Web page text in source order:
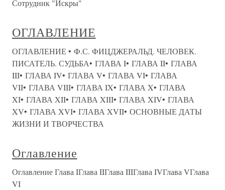
Сотрудник "Искры"
ОГЛАВЛЕНИЕ
ОГЛАВЛЕНИЕ • Ф.С. ФИЦДЖЕРАЛЬД. ЧЕЛОВЕК.
ПИСАТЕЛЬ. СУДЬБА• ГЛАВА I• ГЛАВА II• ГЛАВА
III• ГЛАВА IV• ГЛАВА V• ГЛАВА VI• ГЛАВА
VII• ГЛАВА VIII• ГЛАВА IX• ГЛАВА X• ГЛАВА
XI• ГЛАВА XII• ГЛАВА XIII• ГЛАВА XIV• ГЛАВА
XV• ГЛАВА XVI• ГЛАВА XVII• ОСНОВНЫЕ ДАТЫ
ЖИЗНИ И ТВОРЧЕСТВА
Оглавление
Оглавление Глава IГлава IIГлава IIIГлава IVГлава VГлава
VI